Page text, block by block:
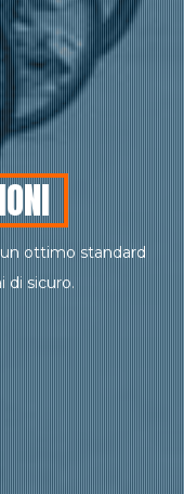
ottimo standard
di sicuro.